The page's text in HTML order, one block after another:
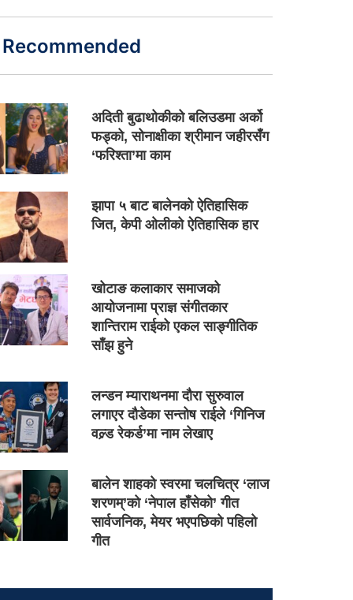
Recommended
अदिती बुढाथोकीको बलिउडमा अर्को
फड्को, सोनाक्षीका श्रीमान जहीरसँग
‘फरिश्ता’मा काम
झापा ५ बाट बालेनको ऐतिहासिक
जित, केपी ओलीको ऐतिहासिक हार
खोटाङ कलाकार समाजको
आयोजनामा प्राज्ञ संगीतकार
शान्तिराम राईको एकल साङ्गीतिक
साँझ हुने
लन्डन म्याराथनमा दौरा सुरुवाल
लगाएर दौडेका सन्तोष राईले ‘गिनिज
वल्र्ड रेकर्ड’मा नाम लेखाए
बालेन शाहको स्वरमा चलचित्र ‘लाज
शरणम्’को ‘नेपाल हाँसेको’ गीत
सार्वजनिक, मेयर भएपछिको पहिलो
गीत